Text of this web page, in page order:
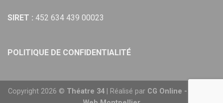
SIRET : 452 634 439 00023
POLITIQUE DE CONFIDENTIALITÉ
Copyright 2026 © Théatre 34| Réalisé par CG Online - Agence